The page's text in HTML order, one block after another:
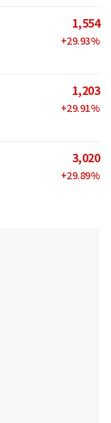
1,554
+29.93%
1,203
+29.91%
3,020
+29.89%